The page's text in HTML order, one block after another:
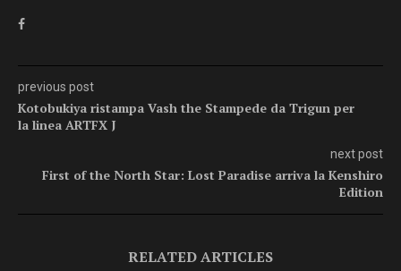
previous post
Kotobukiya ristampa Vash the Stampede da Trigun per
la linea ARTFX J
next post
First of the North Star: Lost Paradise arriva la Kenshiro
Edition
RELATED ARTICLES